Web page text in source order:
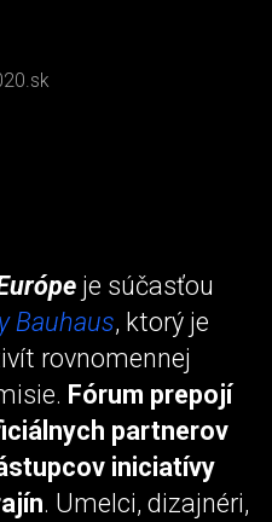
je súčasťou
Bauhaus, ktorý je
rovnomennej
Fórum prepojí
partnerov
iniciatívy
. Umelci, dizajnéri,